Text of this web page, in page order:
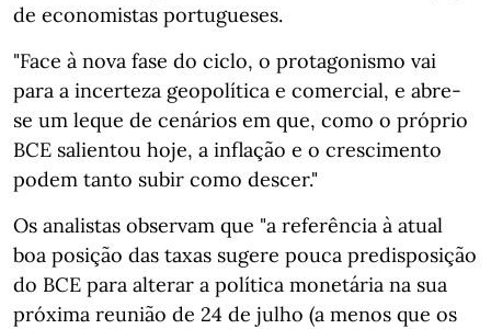
de economistas portugueses.
"Face à nova fase do ciclo, o protagonismo vai
para a incerteza geopolítica e comercial, e abre-
se um leque de cenários em que, como o próprio
BCE salientou hoje, a inflação e o crescimento
podem tanto subir como descer."
Os analistas observam que "a referência à atual
boa posição das taxas sugere pouca predisposição
do BCE para alterar a política monetária na sua
próxima reunião de 24 de julho (a menos que os